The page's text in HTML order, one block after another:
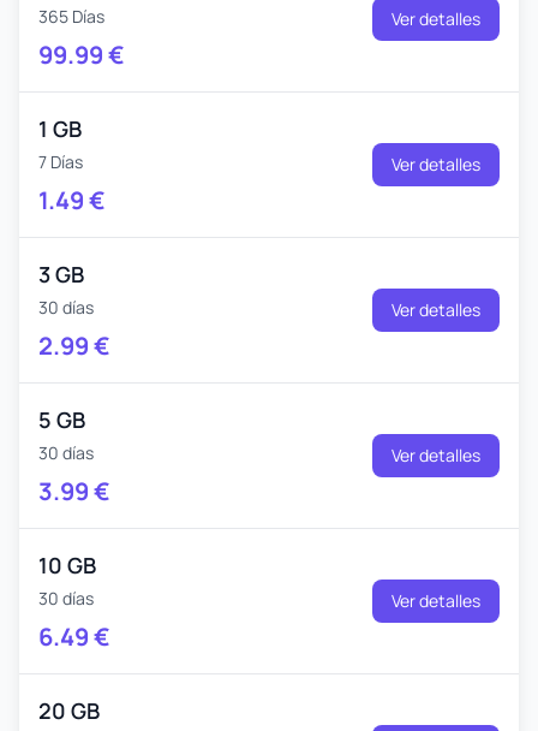
365 Días
99.99€
Ver detalles
1 GB
7 Días
1.49€
Ver detalles
3 GB
30 días
2.99€
Ver detalles
5 GB
30 días
3.99€
Ver detalles
10 GB
30 días
6.49€
Ver detalles
20 GB